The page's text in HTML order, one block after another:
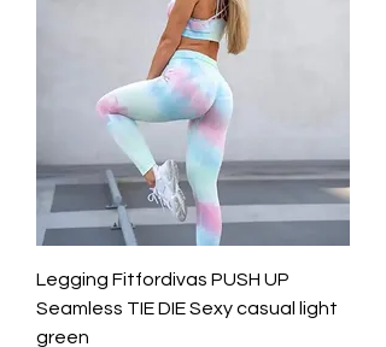
Legging Fitfordivas PUSH UP
Seamless TIE DIE Sexy casual light
green